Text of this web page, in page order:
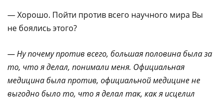
— Хорошо. Пойти против всего научного мира Вы
не боялись этого?
— Ну почему против всего, большая половина была за
то, что я делал, понимали меня. Официальная
медицина была против, официальной медицине не
выгодно было то, что я делал так, как я исцелил